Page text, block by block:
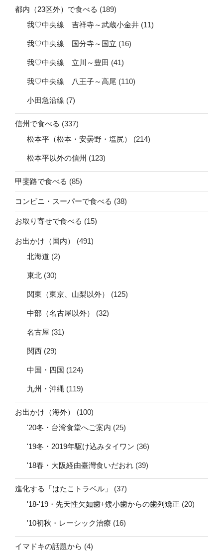
都内（23区外）で食べる (189)
我♡中央線 吉祥寺～武蔵小金井 (11)
我♡中央線 国分寺～国立 (16)
我♡中央線 立川～豊田 (41)
我♡中央線 八王子～高尾 (110)
小田急沿線 (7)
信州で食べる (337)
松本平（松本・安曇野・塩尻）
(214)
松本平以外の信州 (123)
甲斐路で食べる (85)
コンビニ・スーパーで食べる (38)
お取り寄せで食べる (15)
お出かけ（国内）
(491)
北海道 (2)
東北 (30)
関東（東京、山梨以外） (125)
中部（名古屋以外） (32)
名古屋 (31)
関西 (29)
中国・四国 (124)
九州・沖縄 (119)
お出かけ（海外）
(100)
'20冬・台湾食堂へご案内 (25)
'19冬・2019年駆け込みタイワン (36)
'18春・大阪経由臺灣食いだおれ (39)
進化する「はたこトラベル」
(37)
'18-'19・先天性欠如歯+矮小歯からの歯列矯正 (20)
'10初秋・レーシック治療 (16)
イマドキの話題から (4)